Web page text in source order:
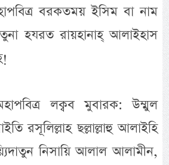
বরকতময় ইসিম বা নাম
হযরত রায়হানাহ্ আলাইহাস
লক্বব মুবারক: উম্মুল
রসূলিল্লাহ ছল্লাল্লাহু আলাইহি
নিসায়ি আলাল আলামীন,